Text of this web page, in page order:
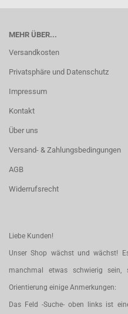
MEHR ÜBER...
Versandkosten
Privatsphäre und Datenschutz
Impressum
Kontakt
Über uns
Versand- & Zahlungsbedingungen
AGB
Widerrufsrecht
Liebe Kunden!
Unser Shop wächst und wächst!
manchmal etwas schwierig
Orientierung einige Anmerkungen:
Das Feld -Suche- oben links ist